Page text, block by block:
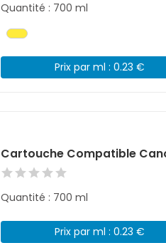
Quantité : 700 ml
Prix par ml : 0.23 €
Cartouche Compatible
Quantité : 700 ml
Prix par ml : 0.23 €